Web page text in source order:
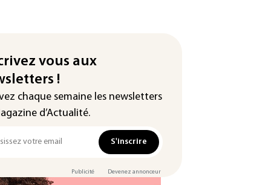
vous aux
!
chaque semaine les newsletters
d’Actualité.
S'inscrire
Publicité Devenez annonceur